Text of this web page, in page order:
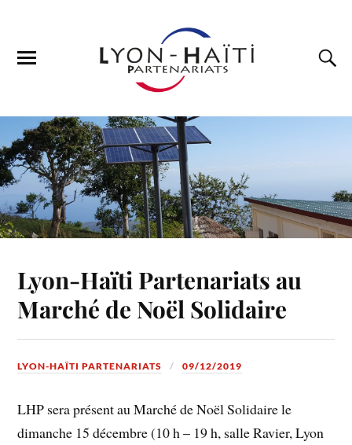
Lyon-Haïti Partenariats au
Marché de Noël Solidaire
LYON-HAÏTI PARTENARIATS 09/12/2019
LHP sera présent au Marché de Noël Solidaire le
dimanche 15 décembre (10 h – 19 h, salle Ravier, Lyon